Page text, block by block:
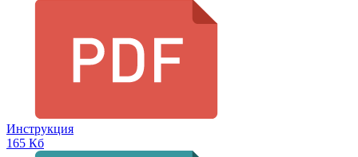
Инструкция
165 Кб